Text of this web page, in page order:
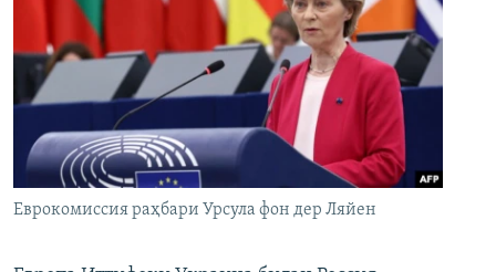
Еврокомиссия раҳбари Урсула фон дер Ляйен